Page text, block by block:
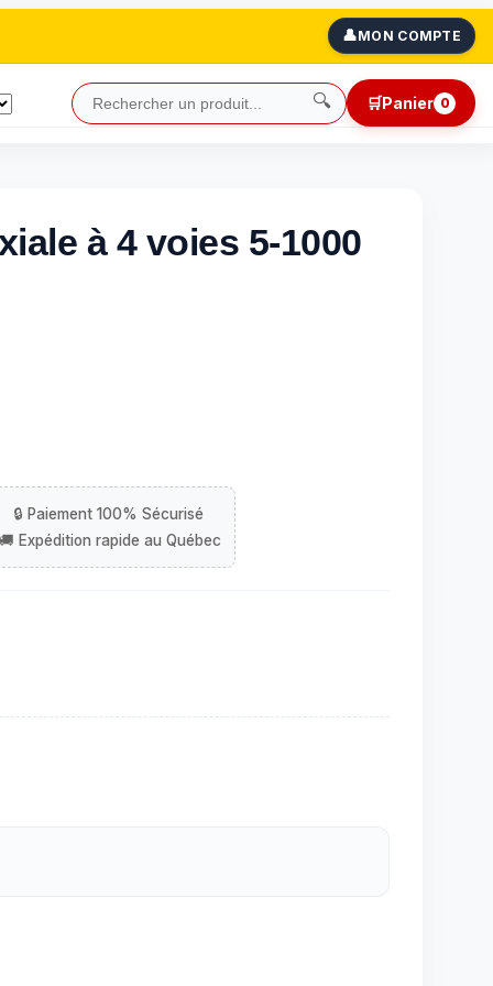
👤MON COMPTE
🔍 🛒Panier 0
à 4 voies 5-1000